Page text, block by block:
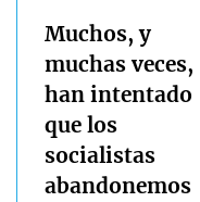
Muchos, y
muchas veces,
han intentado
que los
socialistas
abandonemos